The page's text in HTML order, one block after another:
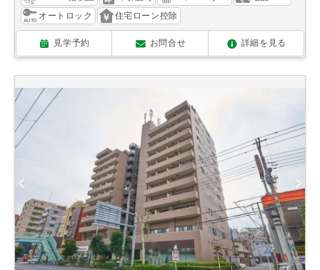
オートロック
住宅ローン控除
見学予約 お問合せ 詳細を見る